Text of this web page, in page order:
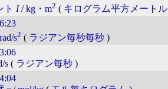
ト I/kg・m2 ( キログラム平方メートル
rad/s2 ( ラジアン毎秒毎秒 )
s ( ラジアン毎秒 )